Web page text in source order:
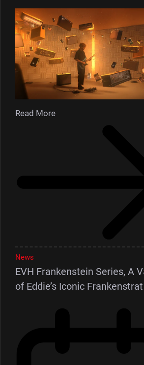
Read More
News
EVH Frankenstein Series, A
of Eddie’s Iconic Frankenstrat